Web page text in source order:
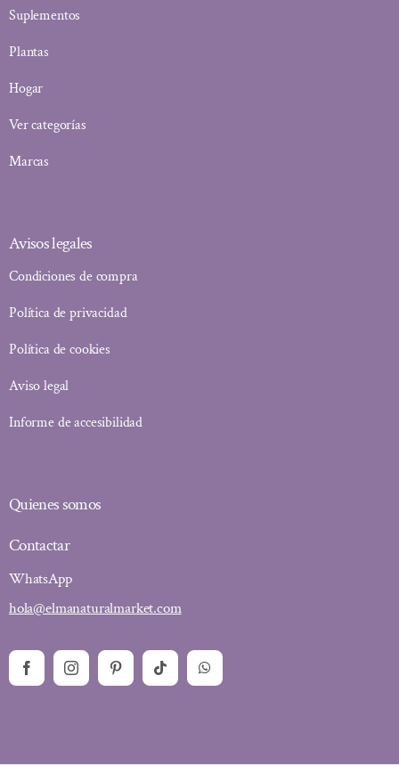
Suplementos
Plantas
Hogar
Ver categorías
Marcas
Avisos legales
Condiciones de compra
Política de privacidad
Política de cookies
Aviso legal
Informe de accesibilidad
Quienes somos
Contactar
WhatsApp
hola@elmanaturalmarket.com